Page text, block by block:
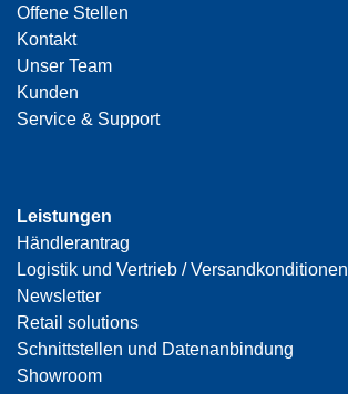
Offene Stellen
Kontakt
Unser Team
Kunden
Service & Support
Leistungen
Händlerantrag
Logistik und Vertrieb / Versandkonditionen
Newsletter
Retail solutions
Schnittstellen und Datenanbindung
Showroom